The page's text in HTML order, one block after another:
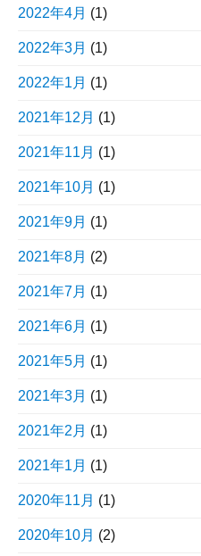
2022年4月 (1)
2022年3月 (1)
2022年1月 (1)
2021年12月 (1)
2021年11月 (1)
2021年10月 (1)
2021年9月 (1)
2021年8月 (2)
2021年7月 (1)
2021年6月 (1)
2021年5月 (1)
2021年3月 (1)
2021年2月 (1)
2021年1月 (1)
2020年11月 (1)
2020年10月 (2)